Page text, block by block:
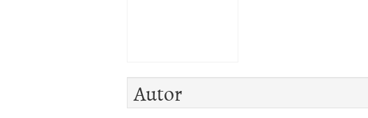
Autor